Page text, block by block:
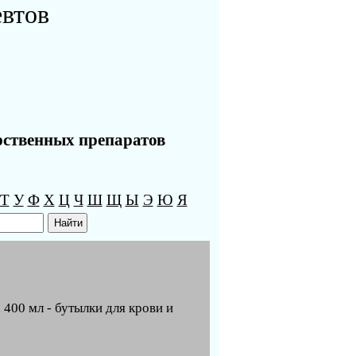
препаратов
Т У Ф Х Ц Ч Ш Щ Ы Э Ю Я
мл - бутылки для крови и